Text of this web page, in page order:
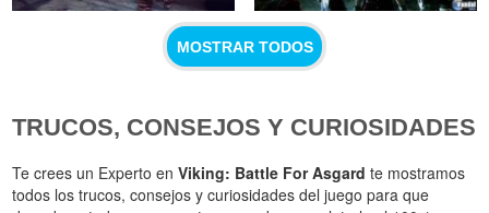
MOSTRAR TODOS
TRUCOS, CONSEJOS Y CURIOSIDADES
Te crees un Experto enViking: Battle For Asgard te mostramos
todos los trucos, consejos y curiosidades del juego para que